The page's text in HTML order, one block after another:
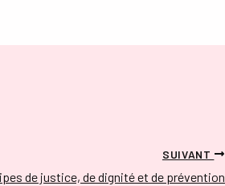
SUIVANT
de justice, de dignité et de prévention